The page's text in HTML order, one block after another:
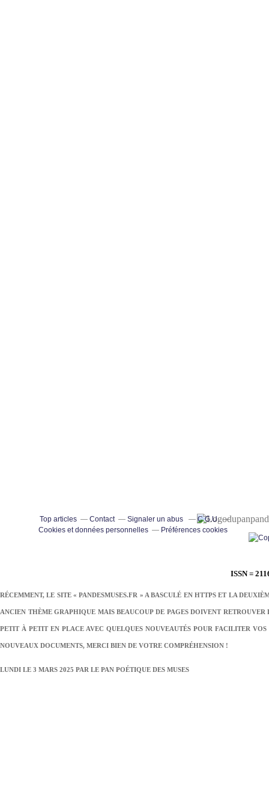
ISSN =
RÉCEMMENT, LE SITE « PANDESMUSES.FR » A BASCULÉ EN HTTPS ET LA
ANCIEN THÈME GRAPHIQUE MAIS BEAUCOUP DE PAGES DOIVENT
PETIT À PETIT EN PLACE AVEC QUELQUES NOUVEAUTÉS POUR FACILITER
NOUVEAUX DOCUMENTS, MERCI BIEN DE VOTRE COMPRÉHENSION !
LUNDI LE 3 MARS 2025 PAR LE PAN POÉTIQUE DES MUSES
Top articles Contact Signaler un abus
C.G.U.
Cookies et données personnelles
Préférences cookies